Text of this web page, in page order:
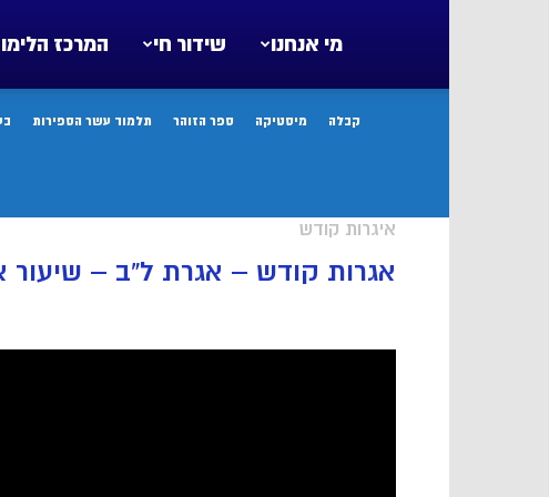
המרכז שידור חי מי אנחנו
קבלה מיסטיקה ספר הזוהר תלמוד עשר הספירות
איגרות קודש
אגרות קודש – אגרת ל”ב – שיעור